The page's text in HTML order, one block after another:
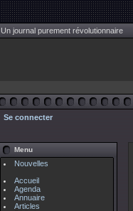
Un journal purement révolutionnaire
Se connecter
Menu
Nouvelles
Accueil
Agenda
Annuaire
Articles